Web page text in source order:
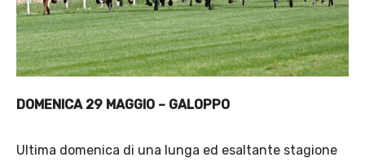
DOMENICA 29 MAGGIO – GALOPPO
Ultima domenica di una lunga ed esaltante stagione